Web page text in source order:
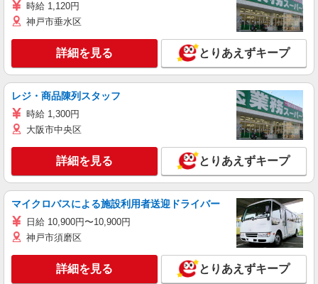
時給 1,120円
神戸市垂水区
詳細を見る とりあえずキープ
レジ・商品陳列スタッフ
時給 1,300円
大阪市中央区
詳細を見る とりあえずキープ
マイクロバスによる施設利用者送迎ドライバー
日給 10,900円〜10,900円
神戸市須磨区
詳細を見る とりあえずキープ